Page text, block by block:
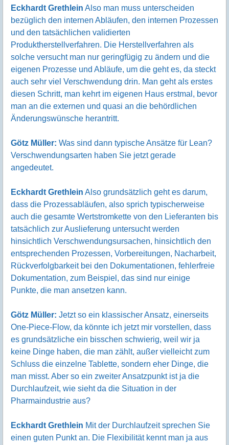
Eckhardt Grethlein Also man muss unterscheiden
bezüglich den internen Abläufen, den internen Prozessen
und den tatsächlichen validierten
Produktherstellverfahren. Die Herstellverfahren als
solche versucht man nur geringfügig zu ändern und die
eigenen Prozesse und Abläufe, um die geht es, da steckt
auch sehr viel Verschwendung drin. Man geht als erstes
diesen Schritt, man kehrt im eigenen Haus erstmal, bevor
man an die externen und quasi an die behördlichen
Änderungswünsche herantritt.
Götz Müller: Was sind dann typische Ansätze für Lean?
Verschwendungsarten haben Sie jetzt gerade
angedeutet.
Eckhardt Grethlein Also grundsätzlich geht es darum,
dass die Prozessabläufen, also sprich typischerweise
auch die gesamte Wertstromkette von den Lieferanten bis
tatsächlich zur Auslieferung untersucht werden
hinsichtlich Verschwendungsursachen, hinsichtlich den
entsprechenden Prozessen, Vorbereitungen, Nacharbeit,
Rückverfolgbarkeit bei den Dokumentationen, fehlerfreie
Dokumentation, zum Beispiel, das sind nur einige
Punkte, die man ansetzen kann.
Götz Müller: Jetzt so ein klassischer Ansatz, einerseits
One-Piece-Flow, da könnte ich jetzt mir vorstellen, dass
es grundsätzliche ein bisschen schwierig, weil wir ja
keine Dinge haben, die man zählt, außer vielleicht zum
Schluss die einzelne Tablette, sondern eher Dinge, die
man misst. Aber so ein zweiter Ansatzpunkt ist ja die
Durchlaufzeit, wie sieht da die Situation in der
Pharmaindustrie aus?
Eckhardt Grethlein Mit der Durchlaufzeit sprechen Sie
einen guten Punkt an. Die Flexibilität kennt man ja aus